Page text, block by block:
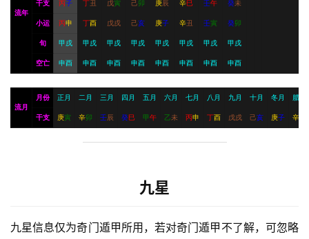
流年
干支 丙子 丁丑 戊寅 己卯 庚辰 辛巳 壬午 癸未
小运 丙申 丁酉 戊戌 己亥 庚子 辛丑 壬寅 癸卯
旬 甲戌 甲戌 甲戌 甲戌 甲戌 甲戌 甲戌 甲戌
空亡 申酉 申酉 申酉 申酉 申酉 申酉 申酉 申酉
流月
月份 正月 二月 三月 四月 五月 六月 七月 八月 九月 十月 冬月 腊月
干支 庚寅 辛卯 壬辰 癸巳 甲午 乙未 丙申 丁酉 戊戌 己亥 庚子 辛
九星
九星信息仅为奇门遁甲所用，若对奇门遁甲不了解，可忽略